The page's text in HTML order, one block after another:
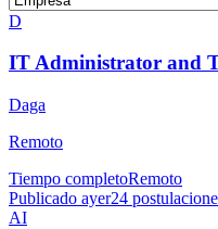
D
IT Administrator and
Daga
Remoto
Tiempo completoRemoto
Publicado ayer24
AI